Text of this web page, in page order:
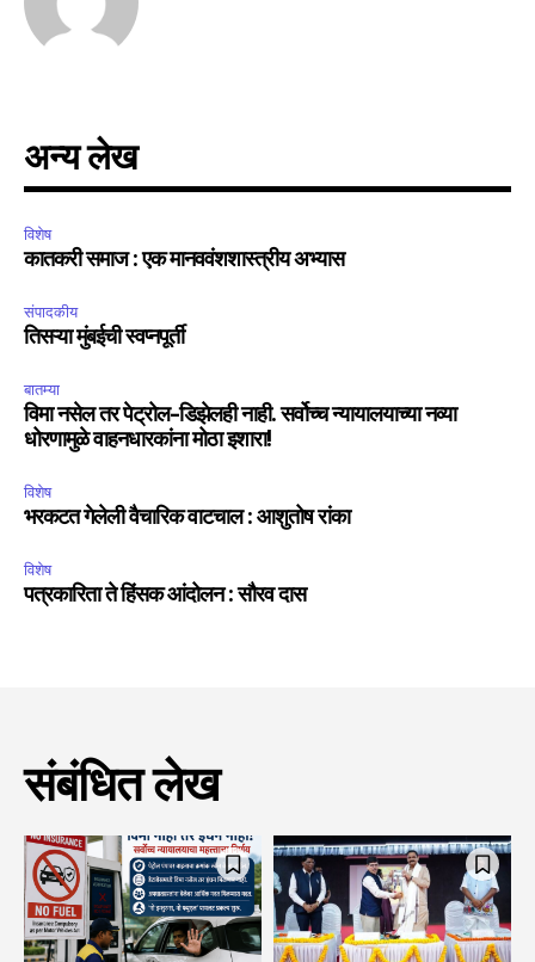
अन्य लेख
विशेष
कातकरी समाज : एक मानववंशशास्त्रीय अभ्यास
संपादकीय
तिसऱ्या मुंबईची स्वप्नपूर्ती
बातम्या
विमा नसेल तर पेट्रोल-डिझेलही नाही. सर्वोच्च न्यायालयाच्या नव्या
धोरणामुळे वाहनधारकांना मोठा इशारा!
विशेष
भरकटत गेलेली वैचारिक वाटचाल : आशुतोष रांका
विशेष
पत्रकारिता ते हिंसक आंदोलन : सौरव दास
संबंधित लेख